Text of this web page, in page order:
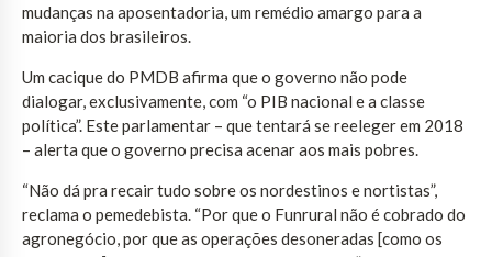
mudanças na aposentadoria, um remédio amargo para a
maioria dos brasileiros.
Um cacique do PMDB afirma que o governo não pode
dialogar, exclusivamente, com “o PIB nacional e a classe
política”. Este parlamentar – que tentará se reeleger em 2018
– alerta que o governo precisa acenar aos mais pobres.
“Não dá pra recair tudo sobre os nordestinos e nortistas”,
reclama o pemedebista. “Por que o Funrural não é cobrado do
agronegócio, por que as operações desoneradas [como os